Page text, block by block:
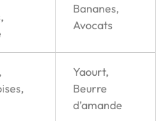
Bananes,
Avocats
Yaourt,
Beurre
d’amande